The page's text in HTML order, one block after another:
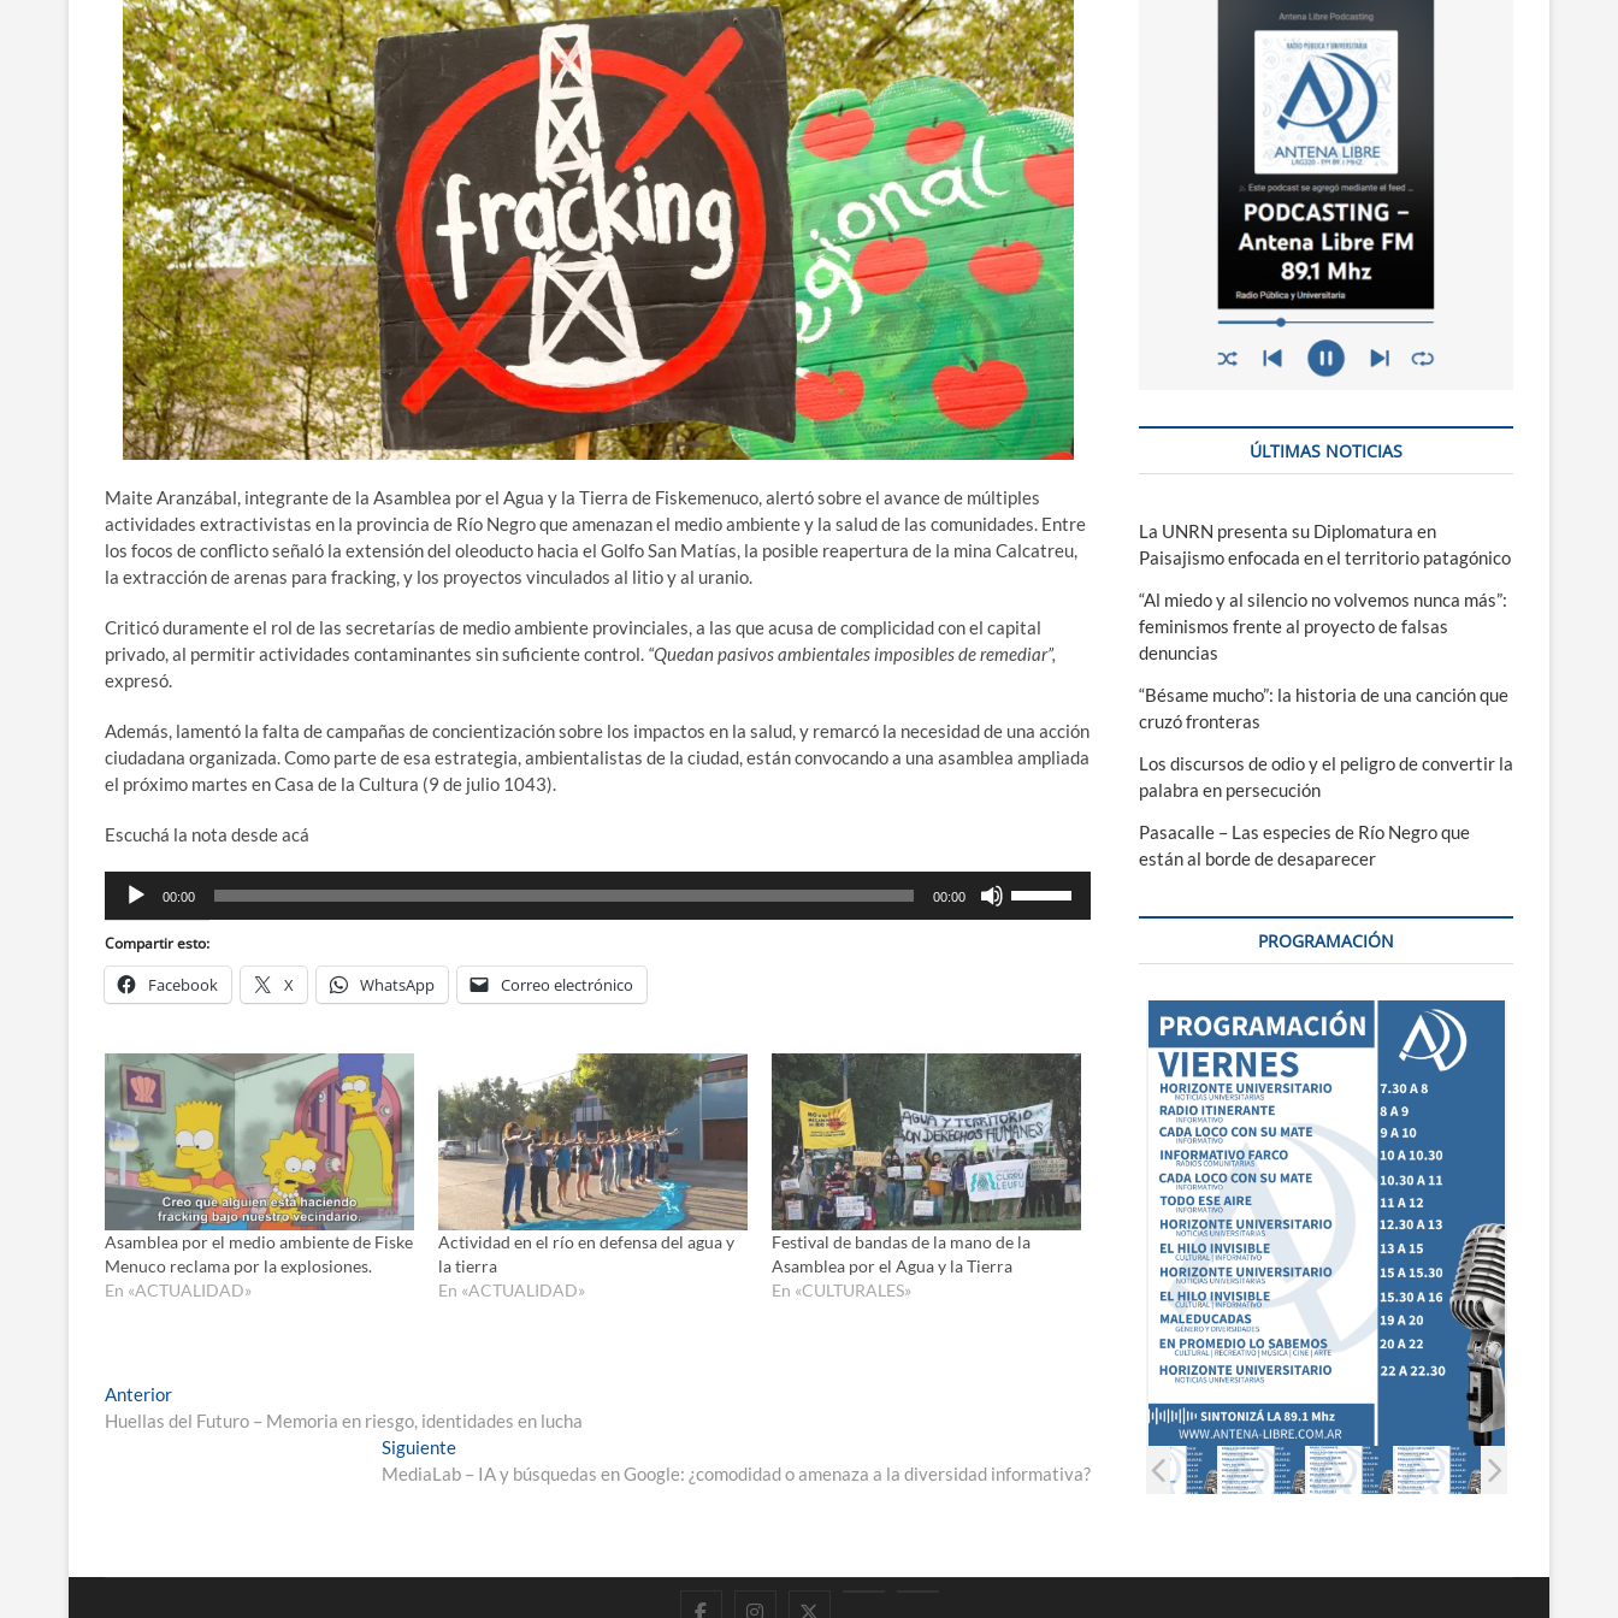
Maite Aranzábal, integrante de la Asamblea por el Agua y la Tierra de Fiskemenuco, alertó sobre el avance de múltiples
actividades extractivistas en la provincia de Río Negro que amenazan el medio ambiente y la salud de las comunidades. Entre
los focos de conflicto señaló la extensión del oleoducto hacia el Golfo San Matías, la posible reapertura de la mina Calcatreu,
la extracción de arenas para fracking, y los proyectos vinculados al litio y al uranio.
Criticó duramente el rol de las secretarías de medio ambiente provinciales, a las que acusa de complicidad con el capital
privado, al permitir actividades contaminantes sin suficiente control. “Quedan pasivos ambientales imposibles de remediar”,
expresó.
Además, lamentó la falta de campañas de concientización sobre los impactos en la salud, y remarcó la necesidad de una acción
ciudadana organizada. Como parte de esa estrategia, ambientalistas de la ciudad, están convocando a una asamblea ampliada
el próximo martes en Casa de la Cultura (9 de julio 1043).
Escuchá la nota desde acá
Reproductor
audio
00:00 00:00
aumentar
o
disminuir
el
volumen.
Compartir esto:
Facebook X WhatsApp Correo electrónico
Asamblea por el medio ambiente de Fiske
Menuco reclama por la explosiones.
En «ACTUALIDAD»
Actividad en el río en defensa del agua y
la tierra
En «ACTUALIDAD»
Festival de bandas de la mano de la
Asamblea por el Agua y la Tierra
En «CULTURALES»
Navegación
de
AnteriorEntrada
anterior:
Huellas del Futuro – Memoria en riesgo, identidades en lucha
SiguienteEntrada
siguiente:
MediaLab – IA y búsquedas en Google: ¿comodidad o amenaza a la diversidad informativa?
ÚLTIMAS NOTICIAS
La UNRN presenta su Diplomatura en
Paisajismo enfocada en el territorio patagónico
“Al miedo y al silencio no volvemos nunca más”:
feminismos frente al proyecto de falsas
denuncias
“Bésame mucho”: la historia de una canción que
cruzó fronteras
Los discursos de odio y el peligro de convertir la
palabra en persecución
Pasacalle – Las especies de Río Negro que
están al borde de desaparecer
PROGRAMACIÓN
FacebookInstagram